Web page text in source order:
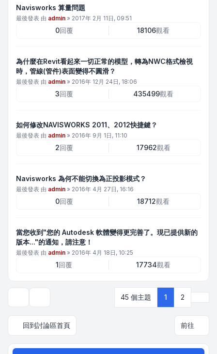
Navisworks 算量問題
最後發表 由 admin » 2017年 2月 11日, 09:51
0回覆 18106觀看
為什麼在Revit看起來一切正常的模型，轉為NWC格式檢視
時，管線(管件)表面變得不圓滑？
最後發表 由 admin » 2016年 12月 24日, 18:06
3回覆 435499觀看
如何修改NAVISWORKS 2011、2012快捷鍵？
最後發表 由 admin » 2016年 9月 1日, 11:10
2回覆 17962觀看
Navisworks 為何不能切換為正投影模式？
最後發表 由 admin » 2016年 4月 27日, 16:16
0回覆 18712觀看
當您收到"您的 Autodesk 軟體變得更完善了。現已提供新的
版本..."的通知，請注意！
最後發表 由 admin » 2016年 4月 18日, 10:25
1回覆 17734觀看
45 個主題 1 2
回到討論區首頁 前往